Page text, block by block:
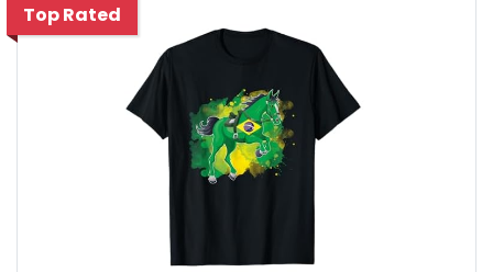
Top Rated